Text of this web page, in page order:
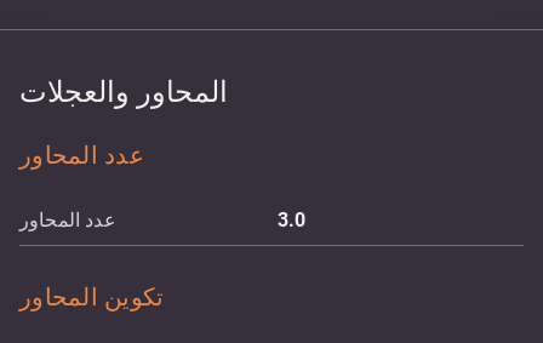
المحاور والعجلات
عدد المحاور
عدد المحاور 3.0
تكوين المحاور